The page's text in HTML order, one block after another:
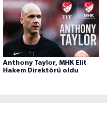
Anthony Taylor, MHK Elit
Hakem Direktörü oldu